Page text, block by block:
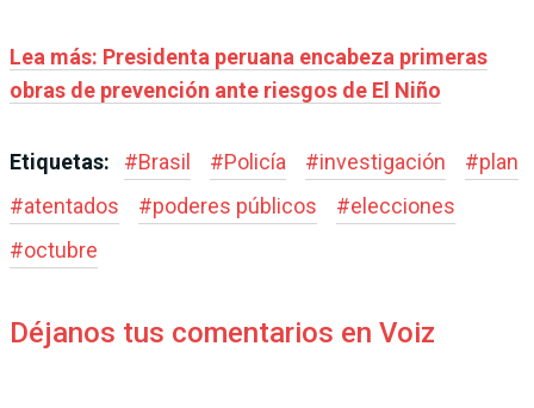
Lea más: Presidenta peruana encabeza primeras
obras de prevención ante riesgos de El Niño
Etiquetas: #Brasil #Policía #investigación #plan
#atentados #poderes públicos #elecciones
#octubre
Déjanos tus comentarios en Voiz